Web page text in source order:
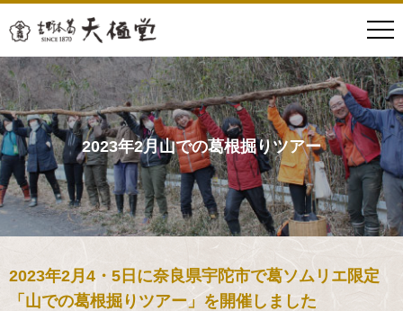
2023年2月山での葛根掘りツアー
2023年2月4・5日に奈良県宇陀市で葛ソムリエ限定
「山での葛根掘りツアー」を開催しました